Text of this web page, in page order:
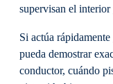
supervisan el
Si actúa
pueda demostrar
conductor, cuándo